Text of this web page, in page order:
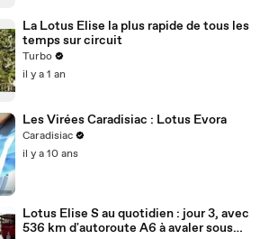
La Lotus Elise la plus rapide de tous les
temps sur circuit
Turbo
il y a 1 an
Les Virées Caradisiac : Lotus Evora
Caradisiac
il y a 10 ans
Lotus Elise S au quotidien : jour 3, avec
536 km d'autoroute A6 à avaler sous